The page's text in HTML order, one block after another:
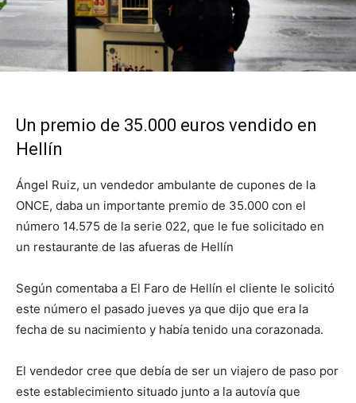
Un premio de 35.000 euros vendido en
Hellín
Ángel Ruiz, un vendedor ambulante de cupones de la
ONCE, daba un importante premio de 35.000 con el
número 14.575 de la serie 022, que le fue solicitado en
un restaurante de las afueras de Hellín
Según comentaba a El Faro de Hellín el cliente le solicitó
este número el pasado jueves ya que dijo que era la
fecha de su nacimiento y había tenido una corazonada.
El vendedor cree que debía de ser un viajero de paso por
este establecimiento situado junto a la autovía que